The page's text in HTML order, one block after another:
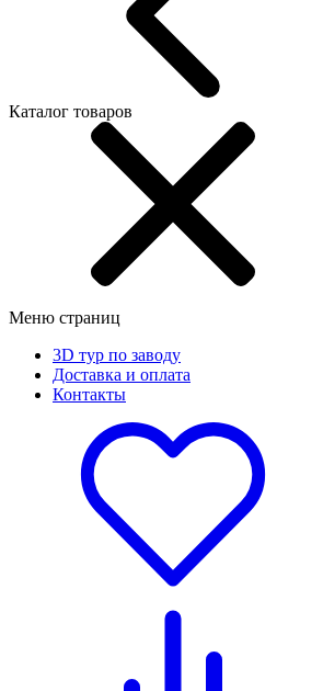
Каталог товаров
Меню страниц
3D тур по заводу
Доставка и оплата
Контакты